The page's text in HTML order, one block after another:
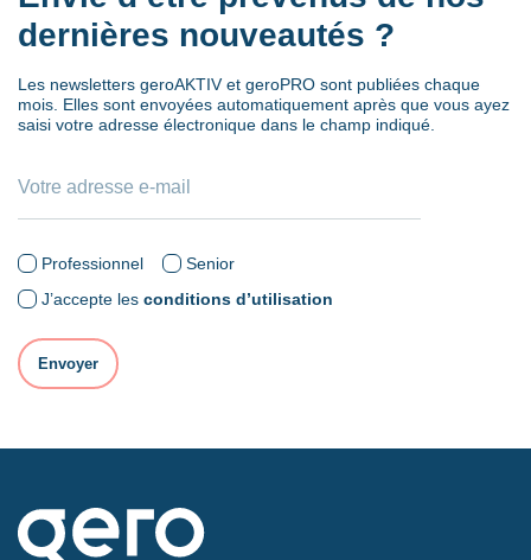
dernières nouveautés ?
Les newsletters geroAKTIV et geroPRO sont publiées chaque
mois. Elles sont envoyées automatiquement après que vous ayez
saisi votre adresse électronique dans le champ indiqué.
Professionnel
Senior
J’accepte les conditions d’utilisation